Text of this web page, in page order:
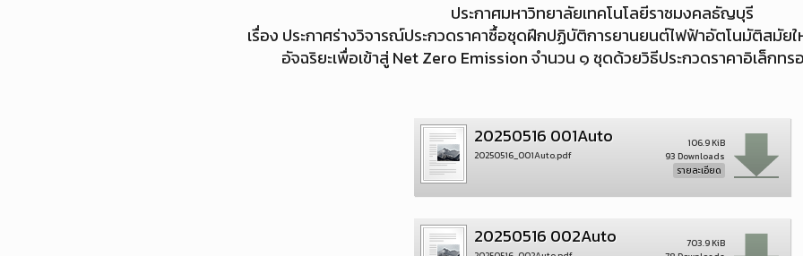
ประกาศมหาวิทยาลัยเทคโนโลยีราชมงคลธัญบุรี
เรื่อง ประกาศร่างวิจารณ์ประกวดราคาซื้อชุดฝึกปฏิบัติการยานยนต์ไฟฟ้าอัตโนมัติสมัย
อัจฉริยะเพื่อเข้าสู่ Net Zero Emission จำนวน ๑ ชุดด้วยวิธีประกวดราคาอิเล็ก
20250516 001Auto
20250516_001Auto.pdf
106.9 KiB
93 Downloads
รายละเอียด
20250516 002Auto
703.9 KiB